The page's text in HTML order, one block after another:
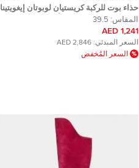
حذاء بوت للركبة كريستيان لوبوتان إيغويتينا
سبايك غطاء مقدمة جلد أسود مقاس 38
المقاس: 39.5
1,241 AED
السعر المبدئي: 2,846 AED
السعر المُخفض